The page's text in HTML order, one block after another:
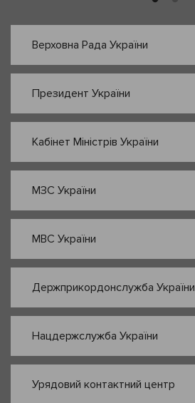
Верховна Рада України
Президент України
Кабінет Міністрів України
МЗС України
МВС України
Держприкордонслужба України
Нацдержслужба України
Урядовий контактний центр